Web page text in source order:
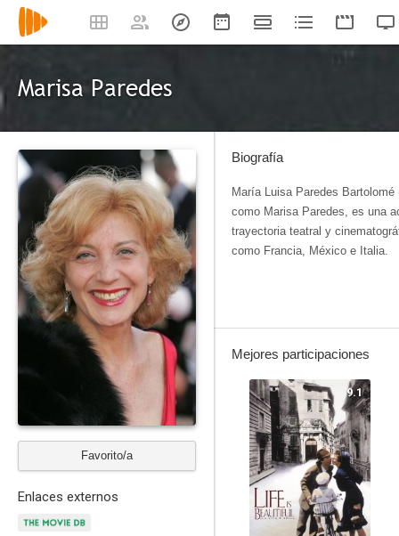
Marisa Paredes
Favorito/a
Enlaces externos
Biografía
María Luisa Paredes
como Marisa Paredes, es una
trayectoria teatral y
como Francia, México e Italia.
Mejores participaciones
9.1